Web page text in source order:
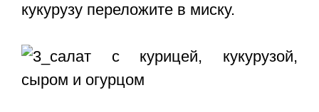
кукурузу переложите в миску.